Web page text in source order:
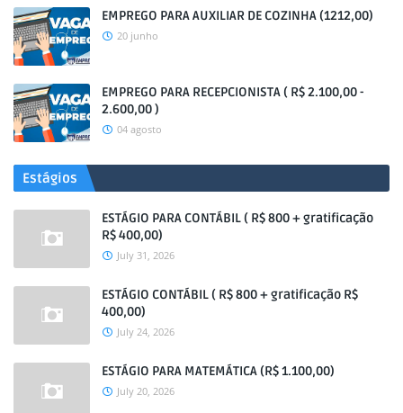
EMPREGO PARA AUXILIAR DE COZINHA (1212,00)
20 junho
EMPREGO PARA RECEPCIONISTA ( R$ 2.100,00 -
2.600,00 )
04 agosto
Estágios
ESTÁGIO PARA CONTÁBIL ( R$ 800 + gratificação
R$ 400,00)
July 31, 2026
ESTÁGIO CONTÁBIL ( R$ 800 + gratificação R$
400,00)
July 24, 2026
ESTÁGIO PARA MATEMÁTICA (R$ 1.100,00)
July 20, 2026